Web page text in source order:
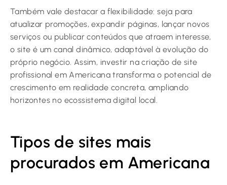
Também vale destacar a flexibilidade: seja para
atualizar promoções, expandir páginas, lançar novos
serviços ou publicar conteúdos que atraem interesse,
o site é um canal dinâmico, adaptável à evolução do
próprio negócio. Assim, investir na criação de site
profissional em Americana transforma o potencial de
crescimento em realidade concreta, ampliando
horizontes no ecossistema digital local.
Tipos de sites mais
procurados em Americana